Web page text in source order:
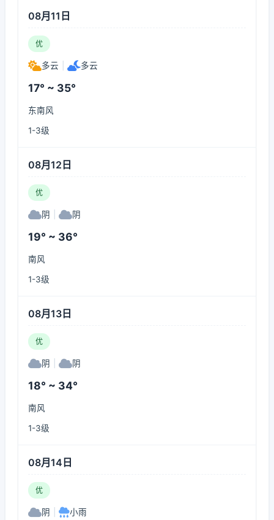
08月11日
优
多云 多云
17° ~ 35°
东南风
1-3级
08月12日
优
阴 阴
19° ~ 36°
南风
1-3级
08月13日
优
阴 阴
18° ~ 34°
南风
1-3级
08月14日
优
阴 小雨